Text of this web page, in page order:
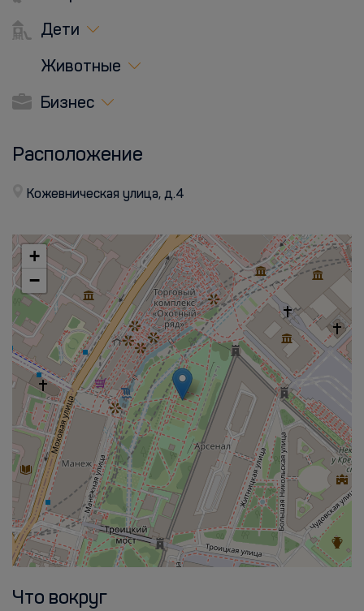
Дети
Животные
Бизнес
Расположение
Кожевническая улица, д.4
+
−
Что вокруг